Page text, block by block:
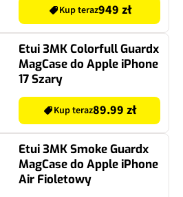
Kup teraz949 zł
Etui 3MK Colorfull Guardx
MagCase do Apple iPhone
17 Szary
Kup teraz89.99 zł
Etui 3MK Smoke Guardx
MagCase do Apple iPhone
Air Fioletowy